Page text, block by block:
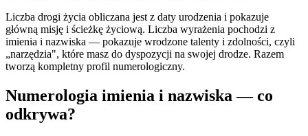
Liczba drogi życia obliczana jest z daty urodzenia i pokazuje
główną misję i ścieżkę życiową. Liczba wyrażenia pochodzi z
imienia i nazwiska — pokazuje wrodzone talenty i zdolności, czyli
„narzędzia", które masz do dyspozycji na swojej drodze. Razem
tworzą kompletny profil numerologiczny.
Numerologia imienia i nazwiska — co
odkrywa?